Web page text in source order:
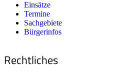
Einsätze
Termine
Sachgebiete
Bürgerinfos
Rechtliches